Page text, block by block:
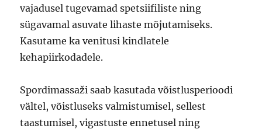
vajadusel tugevamad spetsiifiliste ning
sügavamal asuvate lihaste mõjutamiseks.
Kasutame ka venitusi kindlatele
kehapiirkodadele.
Spordimassaži saab kasutada võistlusperioodi
vältel, võistluseks valmistumisel, sellest
taastumisel, vigastuste ennetusel ning